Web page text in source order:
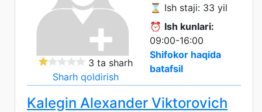
3 ta sharh
Sharh qoldirish
⌛ Ish staji: 33 yil
⏰ Ish kunlari:
09:00-16:00
Shifokor haqida
batafsil
Kalegin Alexander Viktorovich